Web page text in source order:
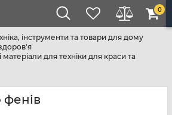
0
інструменти та товари для дому
для техніки для краси та
фенів